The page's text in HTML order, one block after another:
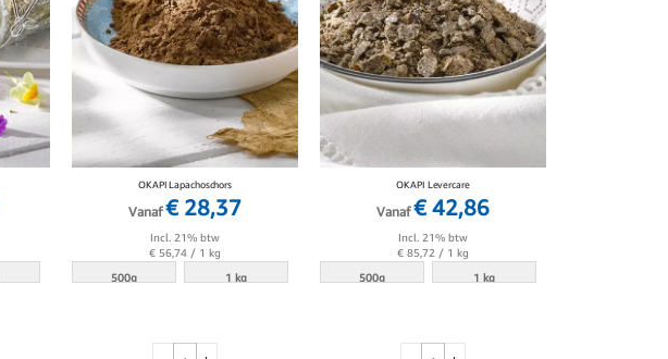
OKAPI Lapachoschors
Vanaf € 28,37
Incl. 21% btw
€ 56,74 / 1 kg
500g
1 kg
OKAPI Levercare
Vanaf € 42,86
Incl. 21% btw
€ 85,72 / 1 kg
500g
1 kg